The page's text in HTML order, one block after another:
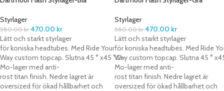
Styrlager
580.00kr 470.00 kr
Lätt och starktstyrlager
förkoniskaheadtubes. Med RideYour
Waycustom topcap. Slutna45 ° x45 °Cr-
Mo-lager med anti-
rosttitan finish. Nedre lagret är
oversized för ökad hållbarhetoch
Styrlager
580.00kr 470.00 kr
Lätt och starktstyrlager
förkoniskaheadtubes. Med Ride
Waycustom topcap. Slutna45 °
Mo-lager med anti-
rosttitan finish. Nedre lagret är
oversized för ökad hållbarhetoch